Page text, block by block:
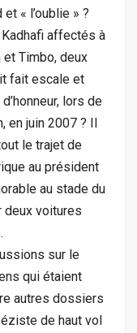
« l’oublie » ?
affectés à
Timbo, deux
fait escale et
lors de
en juin 2007 ? Il
le trajet de
au président
au stade du
deux voitures
sur le
qui étaient
autres dossiers
de haut vol